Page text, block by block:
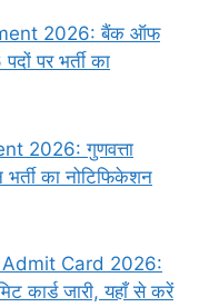
2026: बैंक ऑफ
पर भर्ती का
2026: गुणवत्ता
का नोटिफिकेशन
Card 2026:
कार्ड जारी, यहाँ से करें